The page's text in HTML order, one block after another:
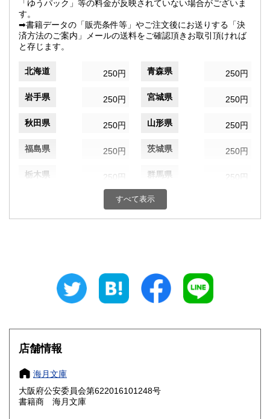
「ゆうパック」等の料金が反映されていない場合がございま
す。
➡書籍データの「販売条件等」やご注文後にお送りする「決
済方法のご案内」メールの送料をご確認頂きお取引頂ければ
と存じます。
北海道 250円 青森県 250円
岩手県 250円 宮城県 250円
秋田県 250円 山形県 250円
福島県 250円 茨城県 250円
栃木県 250円 群馬県 250円
250円 千葉県
250円 福井県
250円 長野県
岐阜県 250円 静岡県 250円
愛知県
滋賀県
大阪府
すべて表示
店舗情報
海月文庫
大阪府公安委員会第622016101248号
書籍商 海月文庫